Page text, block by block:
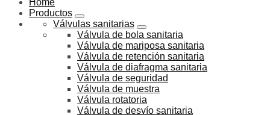
Home
Productos
Válvulas sanitarias
Válvula de bola sanitaria
Válvula de mariposa sanitaria
Válvula de retención sanitaria
Válvula de diafragma sanitaria
Válvula de seguridad
Válvula de muestra
Válvula rotatoria
Válvula de desvío sanitaria